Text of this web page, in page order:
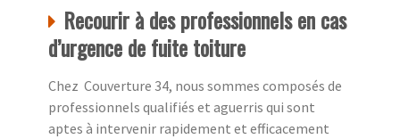
Recourir à des professionnels en cas
d’urgence de fuite toiture
Chez Couverture 34, nous sommes composés de
professionnels qualifiés et aguerris qui sont
aptes à intervenir rapidement et efficacement